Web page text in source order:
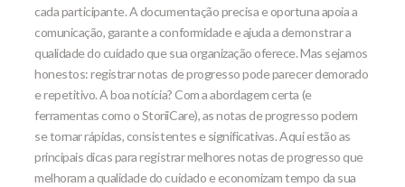
cada participante. A documentação precisa e oportuna apoia a
comunicação, garante a conformidade e ajuda a demonstrar a
qualidade do cuidado que sua organização oferece. Mas sejamos
honestos: registrar notas de progresso pode parecer demorado
e repetitivo. A boa notícia? Com a abordagem certa (e
ferramentas como o StoriiCare), as notas de progresso podem
se tornar rápidas, consistentes e significativas. Aqui estão as
principais dicas para registrar melhores notas de progresso que
melhoram a qualidade do cuidado e economizam tempo da sua